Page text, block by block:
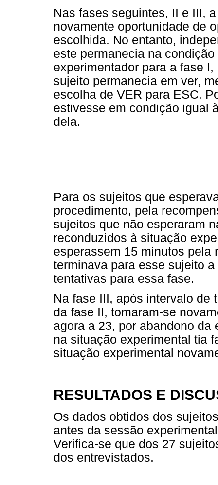
Nas fases seguintes, II e III,
novamente oportunidade de
escolhida. No entanto,
este permanecia na
experimentador para a fase
sujeito permanecia em ver,
escolha de VER para ESC.
estivesse em condição igual
dela.
Para os sujeitos que
procedimento, pela
sujeitos que não esperaram
reconduzidos à situação
esperassem 15 minutos pela
terminava para esse sujeito
tentativas para essa fase.
Na fase III, após intervalo de
da fase II, tomaram-se
agora a 23, por abandono
na situação experimental tia
situação experimental
RESULTADOS E
Os dados obtidos dos
antes da sessão
Verifica-se que dos 27
dos entrevistados.